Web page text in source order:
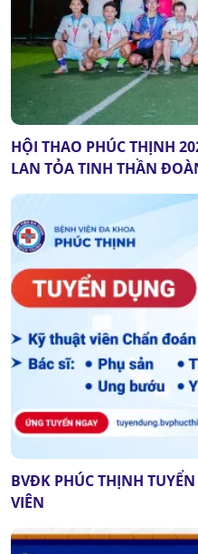
HỘI THAO PHÚC THỊNH
LAN TỎA TINH THẦN
BVĐK PHÚC THỊNH
VIÊN